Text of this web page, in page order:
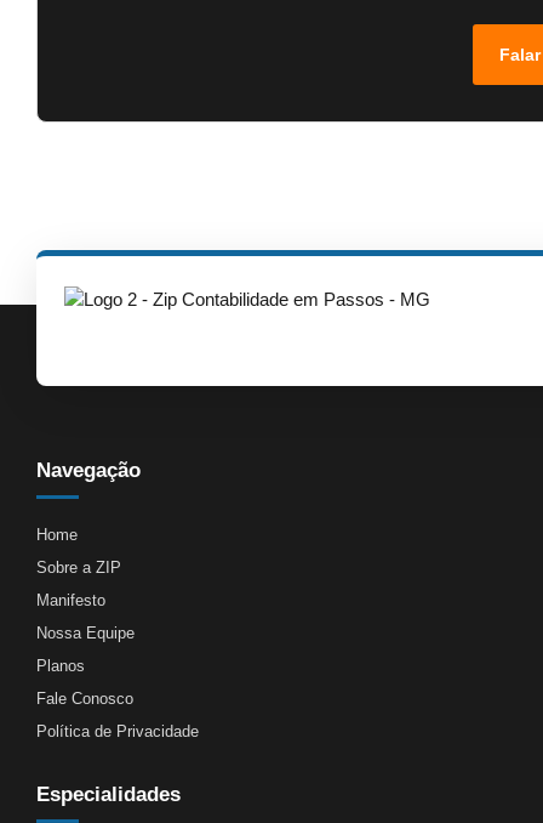
Navegação
Home
Sobre a ZIP
Manifesto
Nossa Equipe
Planos
Fale Conosco
Política de Privacidade
Especialidades